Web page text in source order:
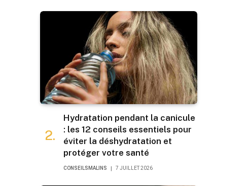
Hydratation pendant la canicule
: les 12 conseils essentiels pour
éviter la déshydratation et
protéger votre santé
CONSEILSMALINS 7 JUILLET 2026